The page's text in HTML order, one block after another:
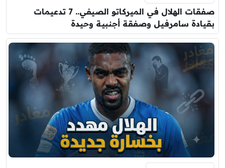
صفقات الهلال في الميركاتو الصيفي.. 7 تدعيمات
بقيادة سامرفيل وصفقة أجنبية وحيدة